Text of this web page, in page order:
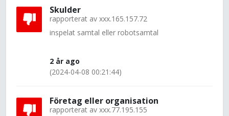
Skulder
rapporterat av xxx.165.157.72
inspelat samtal eller robotsamtal
2 år ago
(2024-04-08 00:21:44)
Företag eller organisation
rapporterat av xxx.77.195.155